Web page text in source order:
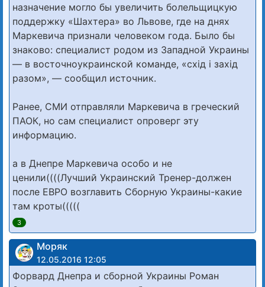
назначение могло бы увеличить болельщицкую
поддержку «Шахтера» во Львове, где на днях
Маркевича признали человеком года. Было бы
знаково: специалист родом из Западной Украины
— в восточноукраинской команде, «схід і захід
разом», — сообщил источник.
Ранее, СМИ отправляли Маркевича в греческий
ПАОК, но сам специалист опроверг эту
информацию.
а в Днепре Маркевича особо и не
ценили((((Лучший Украинский Тренер-должен
после ЕВРО возглавить Сборную Украины-какие
там кроты(((((
3
Моряк
12.05.2016 12:05
Форвард Днепра и сборной Украины Роман